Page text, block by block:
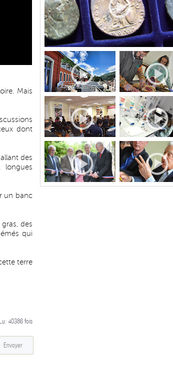
Mais
dont
des
longues
un banc
des
qui
terre
40386 fois
Envoyer